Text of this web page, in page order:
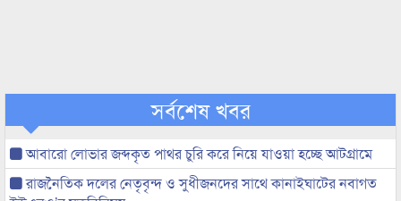
সর্বশেষ খবর
আবারো লোভার জব্দকৃত পাথর চুরি করে নিয়ে যাওয়া হচ্ছে আটগ্রামে
রাজনৈতিক দলের নেতৃবৃন্দ ও সুধীজনদের সাথে কানাইঘাটের নবাগত